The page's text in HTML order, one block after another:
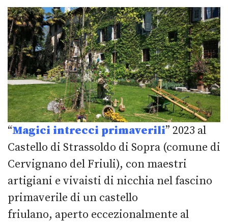
“Magici intrecci primaverili” 2023 al
Castello di Strassoldo di Sopra (comune di
Cervignano del Friuli), con maestri
artigiani e vivaisti di nicchia nel fascino
primaverile di un castello
friulano, aperto eccezionalmente al